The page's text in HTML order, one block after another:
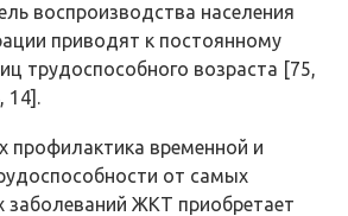
воспроизводства населения
приводят к постоянному
трудоспособного возраста [75,
14].
профилактика временной и
от самых
заболеваний ЖКТ приобретает